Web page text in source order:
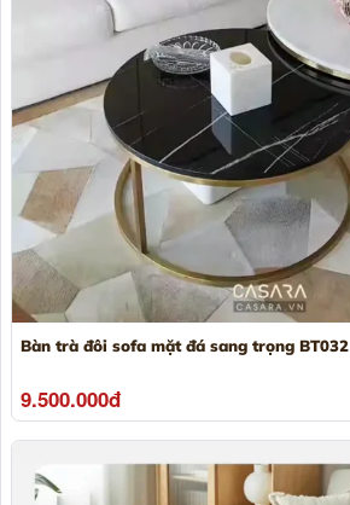
Bàn trà đôi sofa mặt đá sang trọng BT032
9.500.000đ